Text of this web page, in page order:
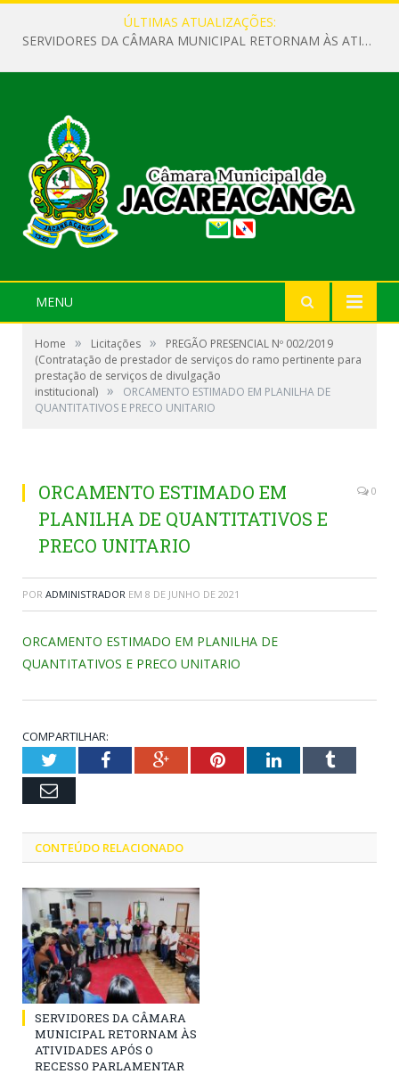
ÚLTIMAS ATUALIZAÇÕES:
SERVIDORES DA CÂMARA MUNICIPAL RETORNAM ÀS ATIVIDADES APÓS O RECESSO PARLAMENTAR
MENU
Home » Licitações »
PREGÃO PRESENCIAL Nº 002/2019
(Contratação de prestador de serviços do ramo pertinente para
prestação de serviços de divulgação
institucional) »
ORCAMENTO ESTIMADO EM PLANILHA DE
QUANTITATIVOS E PRECO UNITARIO
ORCAMENTO ESTIMADO EM
PLANILHA DE QUANTITATIVOS E
PRECO UNITARIO
0
POR ADMINISTRADOR EM 8 DE JUNHO DE 2021
ORCAMENTO ESTIMADO EM PLANILHA DE
QUANTITATIVOS E PRECO UNITARIO
COMPARTILHAR:
TwitterFacebookGoogle+PinterestLinkedInTumblr
Email
CONTEÚDO RELACIONADO
SERVIDORES DA CÂMARA
MUNICIPAL RETORNAM ÀS
ATIVIDADES APÓS O
RECESSO PARLAMENTAR